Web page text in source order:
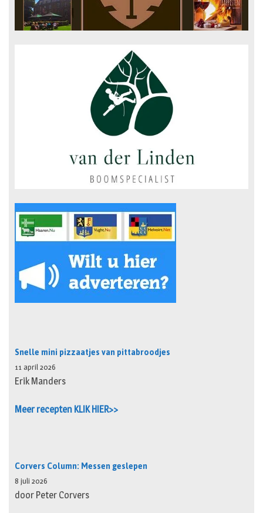
Snelle mini pizzaatjes van pittabroodjes
11 april 2026
Erik Manders
Meer recepten KLIK HIER>>
Corvers Column: Messen geslepen
8 juli 2026
door Peter Corvers